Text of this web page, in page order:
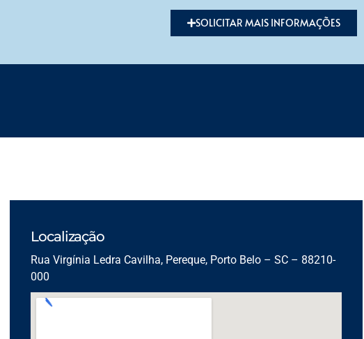
SOLICITAR MAIS INFORMAÇÕES
Localização
Rua Virgínia Ledra Cavilha, Pereque, Porto Belo – SC – 88210-
000